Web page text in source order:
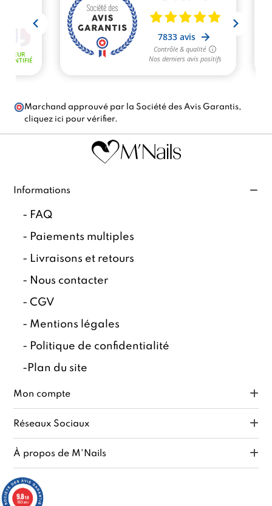
Marchand approuvé par la Société des Avis Garantis,
cliquez ici pour vérifier.
Informations
- FAQ
- Paiements multiples
- Livraisons et retours
- Nous contacter
-CGV
- Mentions légales
- Politique de confidentialité
- Plan du site
Mon compte
Réseaux Sociaux
À propos de M'Nails
9.8/10
7833 avis